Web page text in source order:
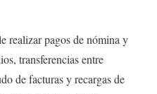
realizar pagos de nómina y
transferencias entre
de facturas y recargas de